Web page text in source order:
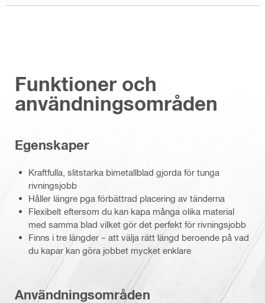
Funktioner och
användningsområden
Egenskaper
Kraftfulla, slitstarka bimetallblad gjorda för tunga
rivningsjobb
Håller längre pga förbättrad placering av tänderna
Flexibelt eftersom du kan kapa många olika material
med samma blad vilket gör det perfekt för rivningsjobb
Finns i tre längder – att välja rätt längd beroende på vad
du kapar kan göra jobbet mycket enklare
Användningsområden